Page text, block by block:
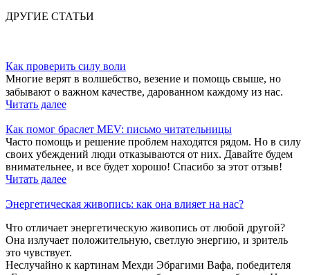
ДРУГИЕ СТАТЬИ
Как проверить силу воли
Многие верят в волшебство, везение и помощь свыше, но
забывают о важном качестве, дарованном каждому из нас.⠀
Читать далее
Как помог браслет MEV: письмо читательницы
Часто помощь и решение проблем находятся рядом. Но в силу
своих убеждений люди отказываются от них. Давайте будем
внимательнее, и все будет хорошо! Спасибо за этот отзыв!
Читать далее
Энергетическая живопись: как она влияет на нас?
Что отличает энергетическую живопись от любой другой?
Она излучает положительную, светлую энергию, и зритель
это чувствует.
Неслучайно к картинам Мехди Эбрагими Вафа, победителя